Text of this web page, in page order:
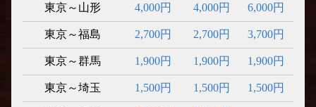
東京～山形 4,000円 4,000円 6,000円
東京～福島 2,700円 2,700円 3,700円
東京～群馬 1,900円 1,900円 1,900円
東京～埼玉 1,500円 1,500円 1,500円